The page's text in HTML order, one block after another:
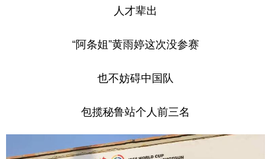
人才辈出
“阿条姐”黄雨婷这次没参赛
也不妨碍中国队
包揽秘鲁站个人前三名